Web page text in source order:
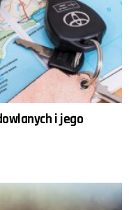
i jego